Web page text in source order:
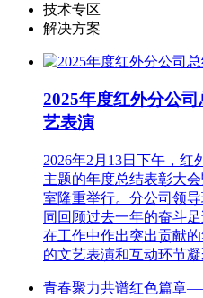
技术专区
解决方案
2025年度红外分公
艺表演
2026年2月13日下午，红
主题的年度总结表彰大
室隆重举行。分公司领
同回顾过去一年的奋斗
在工作中作出突出贡献
的文艺表演和互动环节凝
青春聚力共谱红色篇章